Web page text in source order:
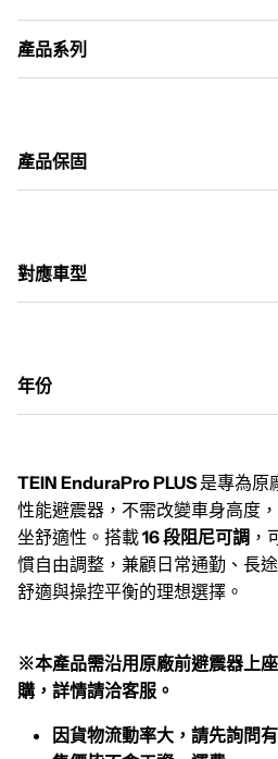
產品系列
產品保固
對應車型
年份
TEIN EnduraPro PLUS 是專為原
性能避震器，不需改變車身高度
坐舒適性。搭載16 段阻尼可調 ，
慣自由調整，兼顧日常通勤、長
舒適與操控平衡的理想選擇。
※本產品需沿用原廠前避震器上
購，詳情請洽客服。
因貨物流動率大，請先詢問